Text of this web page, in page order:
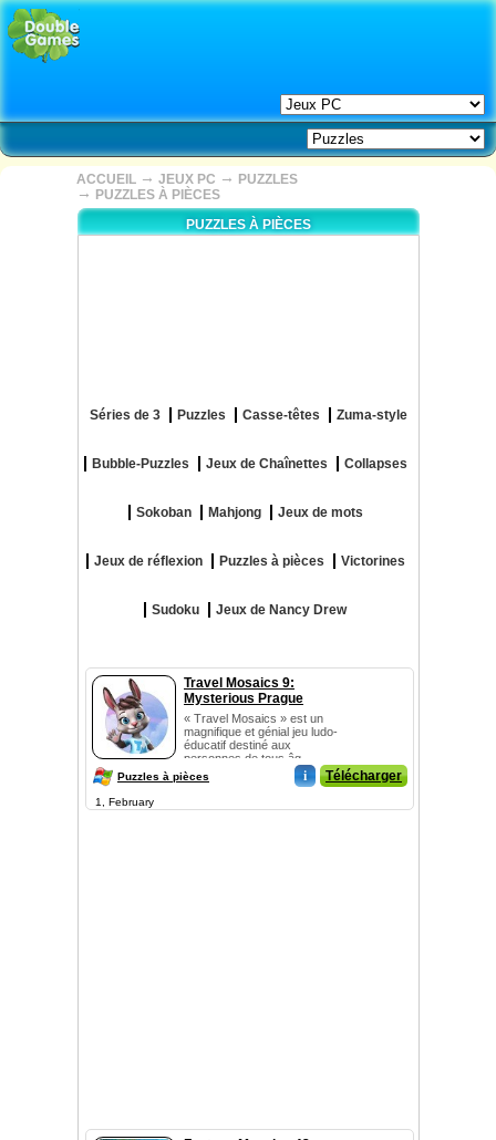
ACCUEIL → JEUX PC → PUZZLES
→ PUZZLES À PIÈCES
PUZZLES À PIÈCES
Séries de 3 Puzzles Casse-têtes Zuma-style
Bubble-Puzzles Jeux de Chaînettes Collapses
Sokoban Mahjong Jeux de mots
Jeux de réflexion Puzzles à pièces Victorines
Sudoku Jeux de Nancy Drew
Travel Mosaics 9:
Mysterious Prague
« Travel Mosaics » est un
magnifique et génial jeu ludo-
éducatif destiné aux
personnes de tous âg...
Puzzles à pièces i Télécharger
1, February